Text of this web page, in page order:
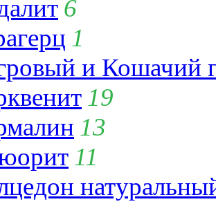
6
1
и Кошачий
19
13
11